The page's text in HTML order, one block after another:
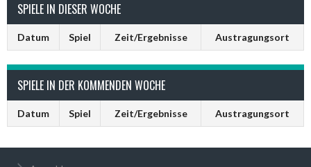
SPIELE IN DIESER WOCHE
Datum Spiel Zeit/Ergebnisse Austragungsort
SPIELE IN DER KOMMENDEN WOCHE
Datum Spiel Zeit/Ergebnisse Austragungsort